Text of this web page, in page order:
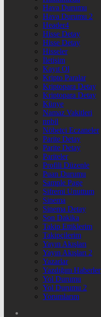
Hava Durumu
Hava Durumu 2
Header4
Hisse Detay
Hisse Detay
Hisseler
İletişim
Kayıt Ol
Kripto Paralar
Kriptopara Detay
Kriptopara Detay
Künye
Namaz Vakitleri
nnbil
Nöbetçi Eczaneler
Parite Detay
Parite Detay
Pariteler
Profili Düzenle
Puan Durumu
Sample Page
Şifremi Unuttum
Sinema
Sinema Detay
Son Dakika
Takip Ettiklerim
Takipçilerim
Yayın Akışları
Yayın Akışları 2
Yazarlar
Yazdığım Haberler
Yol Durumu
Yol Durumu 2
Yorumlarım